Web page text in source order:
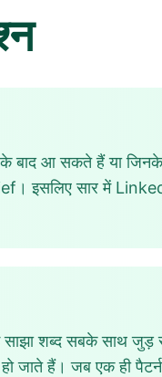
आ सकते हैं या जिनके
इसलिए सार में
साझा शब्द सबके साथ
हैं। जब एक ही पैटर्न